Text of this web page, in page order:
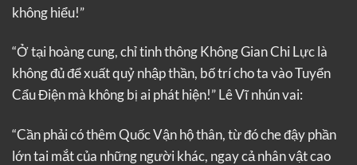
không hiểu!”
“Ở tại hoàng cung, chỉ tinh thông Không Gian Chi Lực là
không đủ để xuất quỷ nhập thần, bố trí cho ta vào Tuyển
Cẩu Điện mà không bị ai phát hiện!” Lê Vĩ nhún vai:
“Cần phải có thêm Quốc Vận hộ thân, từ đó che đậy phần
lớn tai mắt của những người khác, ngay cả nhân vật cao